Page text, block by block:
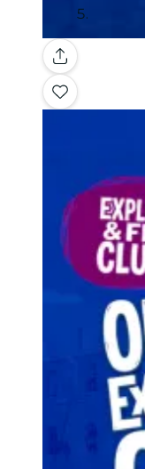
Galerie